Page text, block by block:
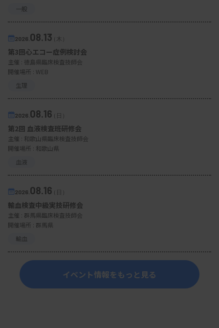
一般
2026. 08.13（木）
第3回心エコー症例検討会
主催 : 徳島県臨床検査技師会
開催場所 : WEB
生理
2026. 08.16（日）
第2回 血液検査班研修会
主催 : 和歌山県臨床検査技師会
開催場所 : 和歌山県
血液
2026. 08.16（日）
輸血検査中級実技研修会
主催 : 群馬県臨床検査技師会
開催場所 : 群馬県
輸血
イベント情報をもっと見る